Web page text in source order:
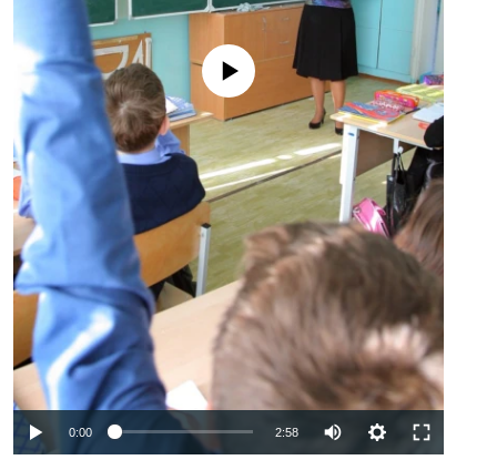
No media source currently available
0:00 2:58